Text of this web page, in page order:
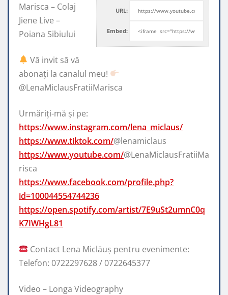
URL:
Embed:
Marisca – Colaj
Jiene Live –
Poiana Sibiului
Vă invit să vă
abonați la canalul meu!
@LenaMiclausFratiiMarisca
Urmăriți-mă și pe:
https://www.instagram.com/lena_miclaus/
https://www.tiktok.com/@lenamiclaus
https://www.youtube.com/@LenaMiclausFratiiMa
risca
https://www.facebook.com/profile.php?
id=100044554744236
https://open.spotify.com/artist/7E9uSt2umnC0q
K7IWHgL81
Contact Lena Miclăuș pentru evenimente:
Telefon: 0722297628 / 0722645377
Video – Longa Videography